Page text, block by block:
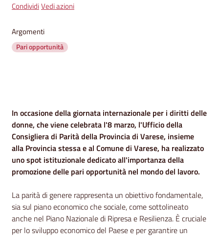
Seguici
su
CondividiVedi azioni
Argomenti
Pari opportunità
Contenuto
In occasione della giornata internazionale per i diritti delle
donne, che viene celebrata l'8 marzo, l'Ufficio della
Consigliera di Parità della Provincia di Varese, insieme
alla Provincia stessa e al Comune di Varese, ha realizzato
uno spot istituzionale dedicato all'importanza della
promozione delle pari opportunità nel mondo del lavoro.
La parità di genere rappresenta un obiettivo fondamentale,
sia sul piano economico che sociale, come sottolineato
anche nel Piano Nazionale di Ripresa e Resilienza. È cruciale
per lo sviluppo economico del Paese e per garantire un